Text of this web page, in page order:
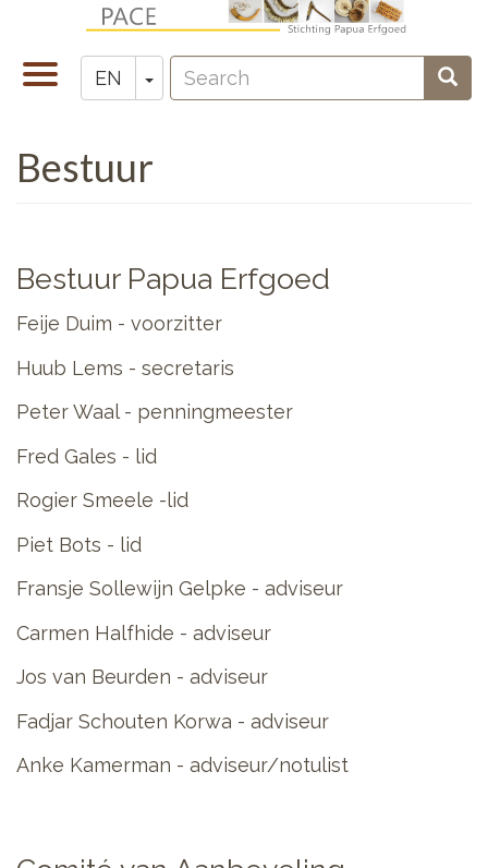
mainToggle
navigation
EN Toggle Dropdown
Zoeken
Search
Bestuur
Bestuur Papua Erfgoed
Feije Duim - voorzitter
Huub Lems - secretaris
Peter Waal - penningmeester
Fred Gales - lid
Rogier Smeele -lid
Piet Bots - lid
Fransje Sollewijn Gelpke - adviseur
Carmen Halfhide - adviseur
Jos van Beurden - adviseur
Fadjar Schouten Korwa - adviseur
Anke Kamerman - adviseur/notulist